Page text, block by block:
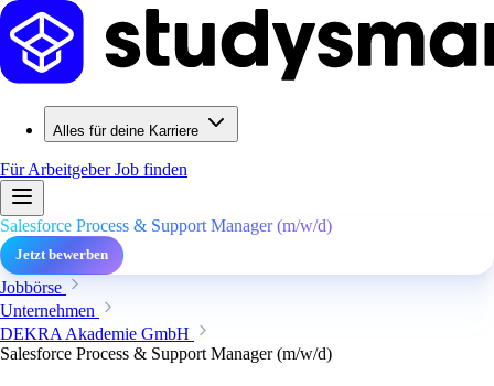
Alles für deine Karriere
Für ArbeitgeberJob finden
Salesforce Process & Support Manager (m/w/d)
Jetzt bewerben
Jobbörse
Unternehmen
DEKRA Akademie GmbH
Salesforce Process & Support Manager (m/w/d)